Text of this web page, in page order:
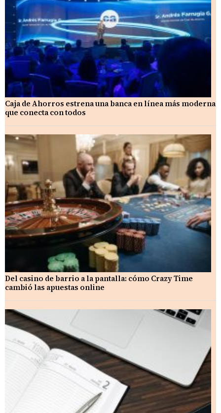
Caja de Ahorros estrena una banca en línea más moderna
que conecta con todos
Del casino de barrio a la pantalla: cómo Crazy Time
cambió las apuestas online